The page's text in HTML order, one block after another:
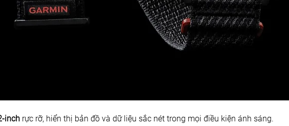
inch rực rỡ, hiển thị bản đồ và dữ liệu sắc nét trong mọi điều kiện ánh sáng.